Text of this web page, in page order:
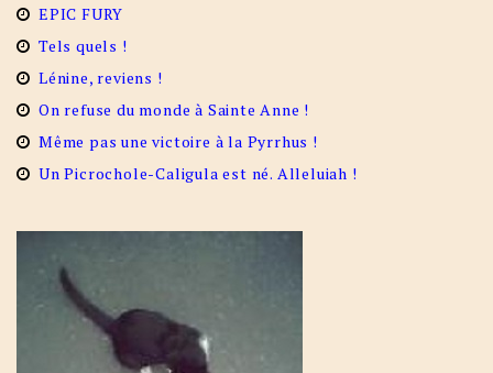
EPIC FURY
Tels quels !
Lénine, reviens !
On refuse du monde à Sainte Anne !
Même pas une victoire à la Pyrrhus !
Un Picrochole-Caligula est né. Alleluiah !